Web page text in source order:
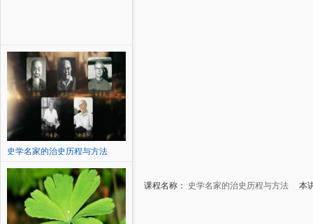
史学名家的治史历程与方法
课程名称： 史学名家的治史历程与方法 本讲